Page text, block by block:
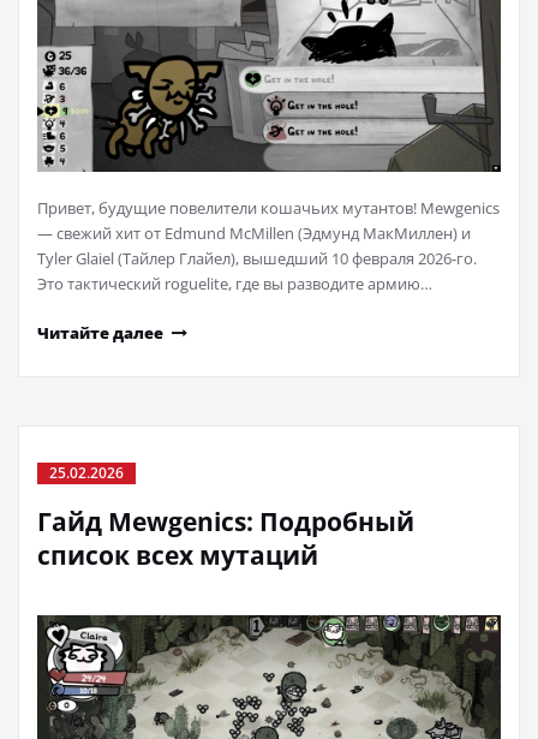
Привет, будущие повелители кошачьих мутантов! Mewgenics
— свежий хит от Edmund McMillen (Эдмунд МакМиллен) и
Tyler Glaiel (Тайлер Глайел), вышедший 10 февраля 2026-го.
Это тактический roguelite, где вы разводите армию…
Читайте далее
25.02.2026
Гайд Mewgenics: Подробный
список всех мутаций